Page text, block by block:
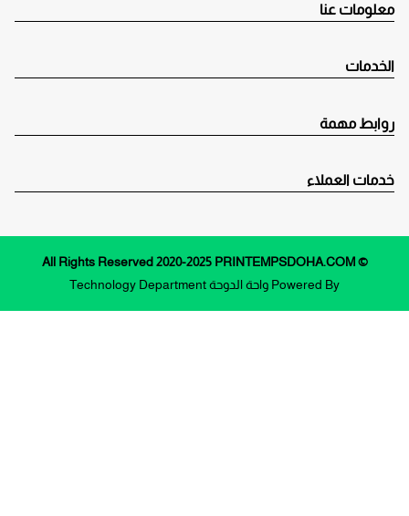
معلومات عنا
الخدمات
روابط مهمة
خدمات العملاء
© All Rights Reserved 2020-2025 PRINTEMPSDOHA.COM
Powered By واحة الدوحة